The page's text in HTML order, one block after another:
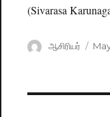
(Sivarasa
Author
ஆசிரியர்